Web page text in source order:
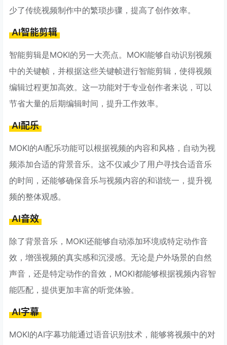
少了传统视频制作中的繁琐步骤，提高了创作效率。
AI智能剪辑
智能剪辑是MOKI的另一大亮点。MOKI能够自动识别视频
中的关键帧，并根据这些关键帧进行智能剪辑，使得视频
编辑过程更加高效。这一功能对于专业创作者来说，可以
节省大量的后期编辑时间，提升工作效率。
AI配乐
MOKI的AI配乐功能可以根据视频的内容和风格，自动为视
频添加合适的背景音乐。这不仅减少了用户寻找合适音乐
的时间，还能够确保音乐与视频内容的和谐统一，提升视
频的整体观感。
AI音效
除了背景音乐，MOKI还能够自动添加环境或特定动作音
效，增强视频的真实感和沉浸感。无论是户外场景的自然
声音，还是特定动作的音效，MOKI都能够根据视频内容智
能匹配，提供更加丰富的听觉体验。
AI字幕
MOKI的AI字幕功能通过语音识别技术，能够将视频中的对